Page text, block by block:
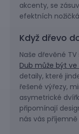
akcenty, se
efektních
Když dřevo
Naše dřevěné
Dub může být
detaily, které
řešené výřezy,
asymetrické
připomínají
nás vás